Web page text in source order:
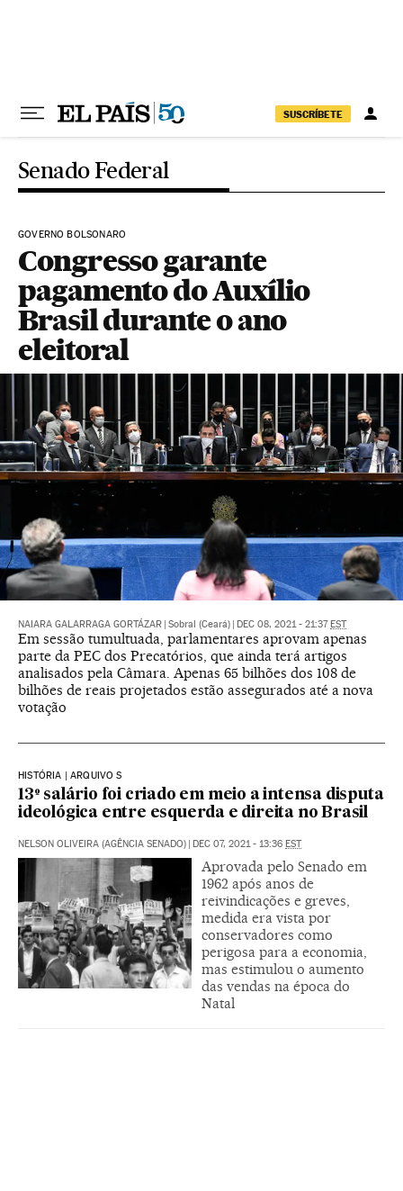
SUSCRÍBETE
Senado Federal
GOVERNO BOLSONARO
Congresso garante
pagamento do Auxílio
Brasil durante o ano
eleitoral
NAIARA GALARRAGA GORTÁZAR Sobral (Ceará) DEC 08, 2021 - 21:37 EST
Em sessão tumultuada, parlamentares aprovam apenas
parte da PEC dos Precatórios, que ainda terá artigos
analisados pela Câmara. Apenas 65 bilhões dos 108 de
bilhões de reais projetados estão assegurados até a nova
votação
HISTÓRIA | ARQUIVO S
13º salário foi criado em meio a intensa disputa
ideológica entre esquerda e direita no Brasil
NELSON OLIVEIRA (AGÊNCIA SENADO) DEC 07, 2021 - 13:36 EST
Aprovada pelo Senado em
1962 após anos de
reivindicações e greves,
medida era vista por
conservadores como
perigosa para a economia,
mas estimulou o aumento
das vendas na época do
Natal